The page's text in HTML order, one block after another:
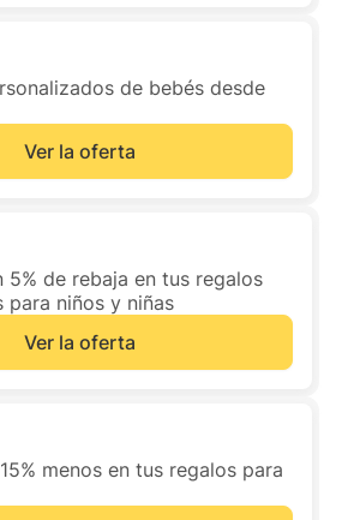
de bebés desde
Ver la oferta
5% de rebaja en tus regalos
para niños y niñas
Ver la oferta
menos en tus regalos para